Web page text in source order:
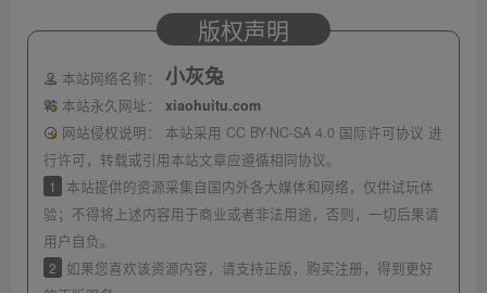
版权声明
本站网络名称： 小灰兔
本站永久网址：
xiaohuitu.com
网站侵权说明：
本站采用 CC BY-NC-SA 4.0 国际许可协议 进
行许可，转载或引用本站文章应遵循相同协议。
1
本站提供的资源采集自国内外各大媒体和网络，仅供试玩体
验；不得将上述内容用于商业或者非法用途，否则，一切后果请
用户自负。
2
如果您喜欢该资源内容，请支持正版，购买注册，得到更好